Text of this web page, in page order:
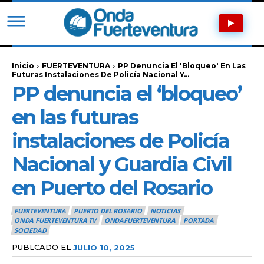
Inicio FUERTEVENTURA
PP Denuncia El 'bloqueo' En Las
Futuras Instalaciones De Policía Nacional Y...
PP denuncia el ‘bloqueo’
en las futuras
instalaciones de Policía
Nacional y Guardia Civil
en Puerto del Rosario
FUERTEVENTURA PUERTO DEL ROSARIO
NOTICIAS
ONDA FUERTEVENTURA TV
ONDAFUERTEVENTURA
PORTADA
SOCIEDAD
PUBLCADO EL JULIO 10, 2025